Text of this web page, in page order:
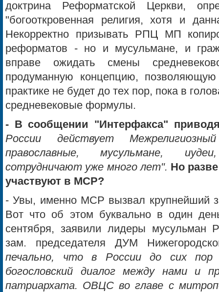
доктрина Реформатской Церкви,
"богооткровенная религия, хотя и
Некорректно призывать РПЦ МП
реформатов - но и мусульмане, и
вправе ожидать смены
продуманную концепцию,
практике не будет до тех пор, пока в
средневековые формулы.
- В сообщении "Интерфакса"
России действует
православные, мусульмане,
сотрудничают уже много лет". Но
участвуют в МСР?
- Увы, именно МСР вызвал крупнейший
Вот что об этом буквально в один
сентября, заявили лидеры мусульман
зам. председателя ДУМ
печально, что в России до сих пор
богословский диалог между нами и
патриархата. ОВЦС во главе с